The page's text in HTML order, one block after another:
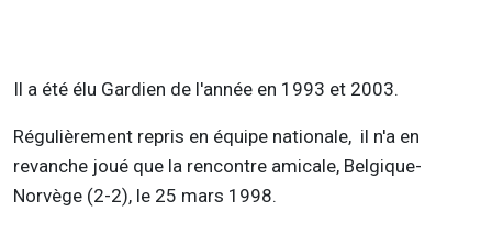
Il a été élu Gardien de l'année en 1993 et 2003.
Régulièrement repris en équipe nationale, il n'a en
revanche joué que la rencontre amicale, Belgique-
Norvège (2-2), le 25 mars 1998.